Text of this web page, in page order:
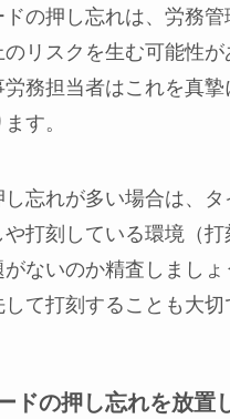
ドの押し忘れは、労務管
のリスクを生む可能性
務担当者はこれを真摯
す。
忘れが多い場合は、タ
打刻している環境（
ないのか精査しましょ
て打刻することも大切
ドの押し忘れを放置